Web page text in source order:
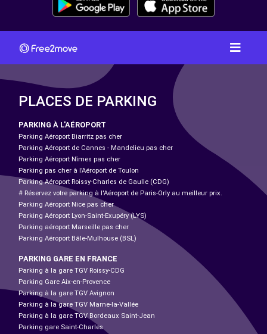
PLACES DE PARKING
PARKING À L'AÉROPORT
Parking Aéroport Biarritz pas cher
Parking Aéroport de Cannes - Mandelieu pas cher
Parking Aéroport Nîmes pas cher
Parking pas cher à l’Aéroport de Toulon
Parking Aéroport Roissy-Charles de Gaulle (CDG)
# Réservez votre parking à l'Aéroport de Paris-Orly au meilleur prix.
Parking Aéroport Nice pas cher
Parking Aéroport Lyon-Saint-Exupéry (LYS)
Parking aéroport Marseille pas cher
Parking Aéroport Bâle-Mulhouse (BSL)
PARKING GARE EN FRANCE
Parking à la gare TGV Roissy-CDG
Parking Gare Aix-en-Provence
Parking à la gare TGV Avignon
Parking à la gare TGV Marne-la-Vallée
Parking à la gare TGV Bordeaux Saint-Jean
Parking gare Saint-Charles